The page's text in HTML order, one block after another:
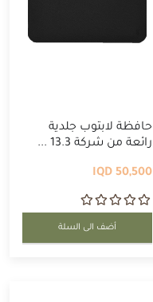
حافظة لابتوب جلدية
رائعة من شركة 13.3 ...
50,500 IQD
أضف الى السلة